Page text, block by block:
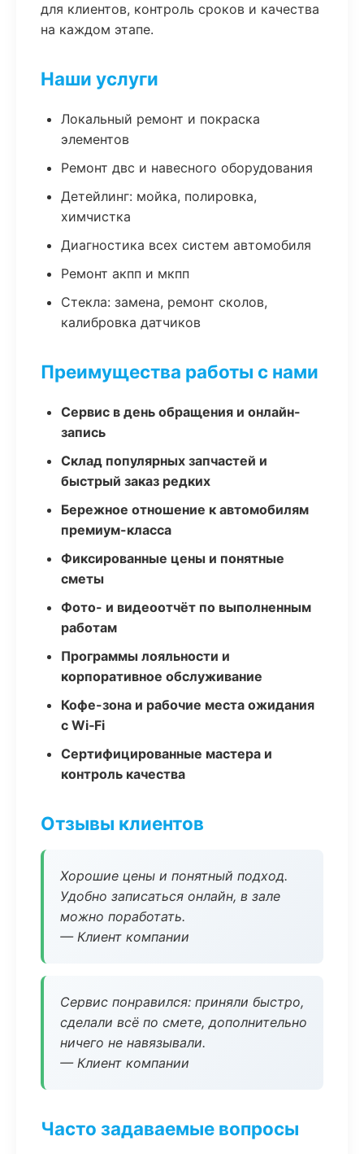
для клиентов, контроль сроков и качества
на каждом этапе.
Наши услуги
Локальный ремонт и покраска
элементов
Ремонт двс и навесного оборудования
Детейлинг: мойка, полировка,
химчистка
Диагностика всех систем автомобиля
Ремонт акпп и мкпп
Стекла: замена, ремонт сколов,
калибровка датчиков
Преимущества работы с нами
Сервис в день обращения и онлайн-
запись
Склад популярных запчастей и
быстрый заказ редких
Бережное отношение к автомобилям
премиум-класса
Фиксированные цены и понятные
сметы
Фото- и видеоотчёт по выполненным
работам
Программы лояльности и
корпоративное обслуживание
Кофе-зона и рабочие места ожидания
с Wi‑Fi
Сертифицированные мастера и
контроль качества
Отзывы клиентов
Хорошие цены и понятный подход.
Удобно записаться онлайн, в зале
можно поработать.
— Клиент компании
Сервис понравился: приняли быстро,
сделали всё по смете, дополнительно
ничего не навязывали.
— Клиент компании
Часто задаваемые вопросы